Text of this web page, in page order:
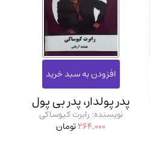
پدر پولدار، پدر بی پول
نویسنده: رابرت کیوساکی
264,000تومان